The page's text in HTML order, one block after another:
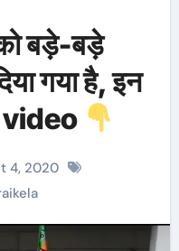
बड़े-बड़े
गया है, इन
video
4, 2020